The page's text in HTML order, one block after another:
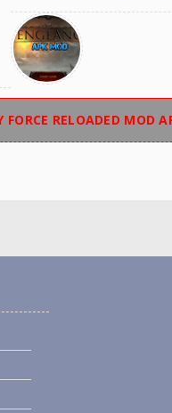
FORCE RELOADED MOD